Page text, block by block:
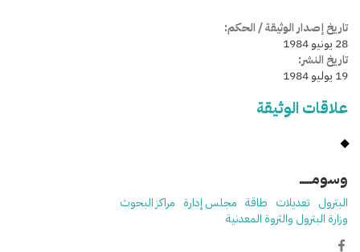
تاريخ إصدار الوثيقة / الحكم:
28 يونيو 1984
تاريخ النشر:
19 يوليو 1984
علاقات الوثيقة
وسومـــــ
البترول تعديلات طاقة مجلس إدارة مراكز البحوث
وزارة البترول والثروة المعدنية